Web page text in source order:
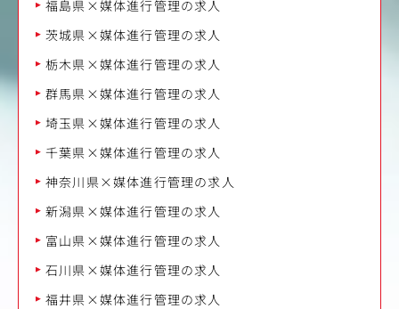
福島県×媒体進行管理の求人
茨城県×媒体進行管理の求人
栃木県×媒体進行管理の求人
群馬県×媒体進行管理の求人
埼玉県×媒体進行管理の求人
千葉県×媒体進行管理の求人
神奈川県×媒体進行管理の求人
新潟県×媒体進行管理の求人
富山県×媒体進行管理の求人
石川県×媒体進行管理の求人
福井県×媒体進行管理の求人